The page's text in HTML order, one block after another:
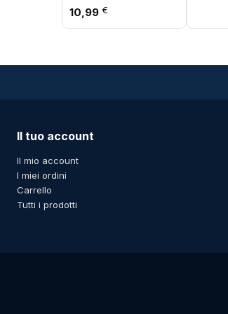
portatile portatile
Sigillatrice per sacchetti
di calore per imballaggi
10,99 €
Il tuo account
Il mio account
I miei ordini
Carrello
Tutti i prodotti